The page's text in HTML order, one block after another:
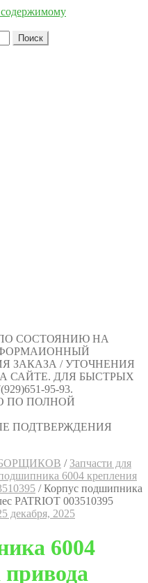
Поиск
СОСТОЯНИЮ НА
ЗАКАЗА / УТОЧНЕНИЯ
САЙТЕ. ДЛЯ БЫСТРЫХ
95-93.
ПО ПОЛНОЙ
ПОДТВЕРЖДЕНИЯ
/ Запчасти для
6004 крепления
/Корпус подшипника
PATRIOT 003510395
декабря, 2025
6004